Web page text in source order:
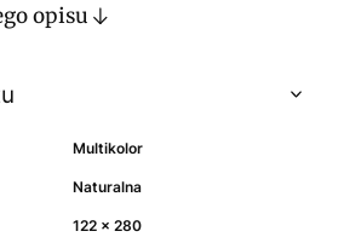
opisu
Multikolor
Naturalna
122 x 280